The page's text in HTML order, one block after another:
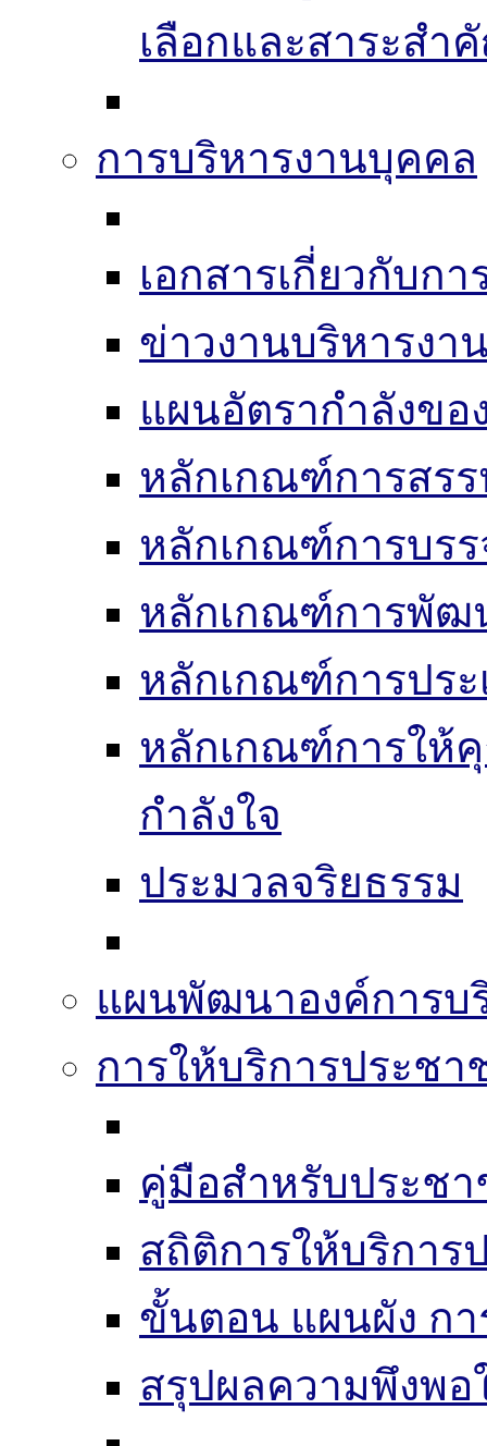
เลือกและสาระส
การบริหารงานบุคคล
เอกสารเกี่ยวกับก
ข่าวงานบริหารงา
แผนอัตรากำลังขอ
หลักเกณฑ์การสร
หลักเกณฑ์การบร
หลักเกณฑ์การพัฒ
หลักเกณฑ์การปร
หลักเกณฑ์การให้
กำลังใจ
ประมวลจริยธรรม
แผนพัฒนาองค์การบ
การให้บริการประชา
คู่มือสำหรับประช
สถิติการให้บริการ
ขั้นตอน แผนผัง ก
สรุปผลความพึงพอ